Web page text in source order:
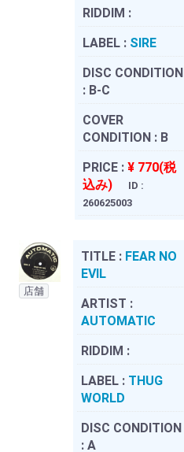
RIDDIM :
LABEL : SIRE
DISC CONDITION
: B-C
COVER
CONDITION : B
PRICE : ¥ 770(税
込み)
ID :
260625003
店舗
TITLE : FEAR NO
EVIL
ARTIST :
AUTOMATIC
RIDDIM :
LABEL : THUG
WORLD
DISC CONDITION
: A